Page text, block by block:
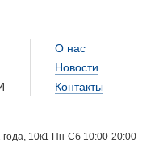
года, 10к1 Пн-Сб 10:00-20:00
О нас
Новости
Контакты